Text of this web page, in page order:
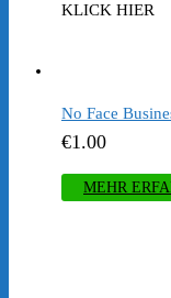
KLICK HIER
No Face
€1.00
MEHR